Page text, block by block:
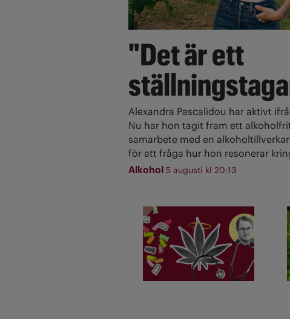
"Det är ett
Alexandra Pascalidou har aktivt
Nu har hon tagit fram ett
samarbete med en
för att fråga hur hon resonerar
Alkohol 5 augusti kl 20:13